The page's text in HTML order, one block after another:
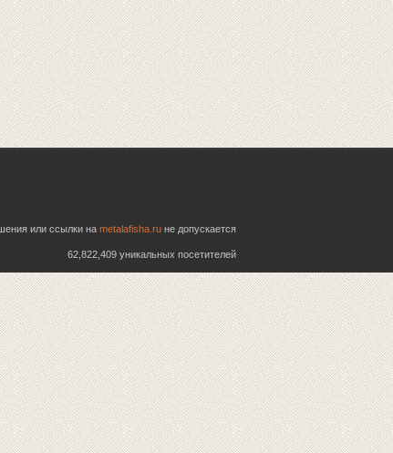
или ссылки на metalafisha.ru не допускается
62,822,409 уникальных посетителей